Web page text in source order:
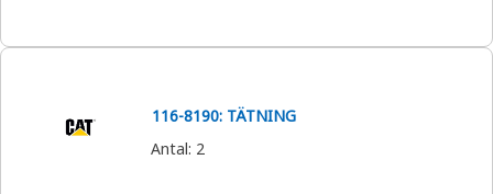
116-8190: TÄTNING
Antal: 2